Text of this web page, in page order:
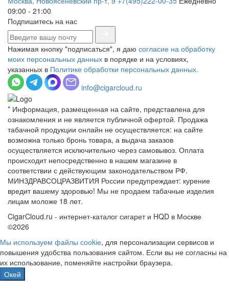
09:00 - 21:00
Подпишитесь на нас
Нажимая кнопку "подписаться", я даю согласие на обработку
моих персональных данных в порядке и на условиях,
указанных в Политике обработки персональных данных.
info@cigarcloud.ru
* Информация, размещенная на сайте, представлена для
ознакомления и не является публичной офертой. Продажа
табачной продукции онлайн не осуществляется: на сайте
возможна только бронь товара, а выдача заказов
осуществляется исключительно через самовывоз. Оплата
происходит непосредственно в нашем магазине в
соответствии с действующим законодательством РФ.
МИНЗДРАВСОЦРАЗВИТИЯ России предупреждает: курение
вредит вашему здоровью! Мы не продаем табачные изделия
лицам моложе 18 лет.
CigarCloud.ru - интернет-каталог сигарет и HQD в Москве
©2026
Мы используем файлы сооkіе, для персонализации сервисов и
повышения удобства пользования сайтом. Если вы не согласны на
их использование, поменяйте настройки браузера.
Окей